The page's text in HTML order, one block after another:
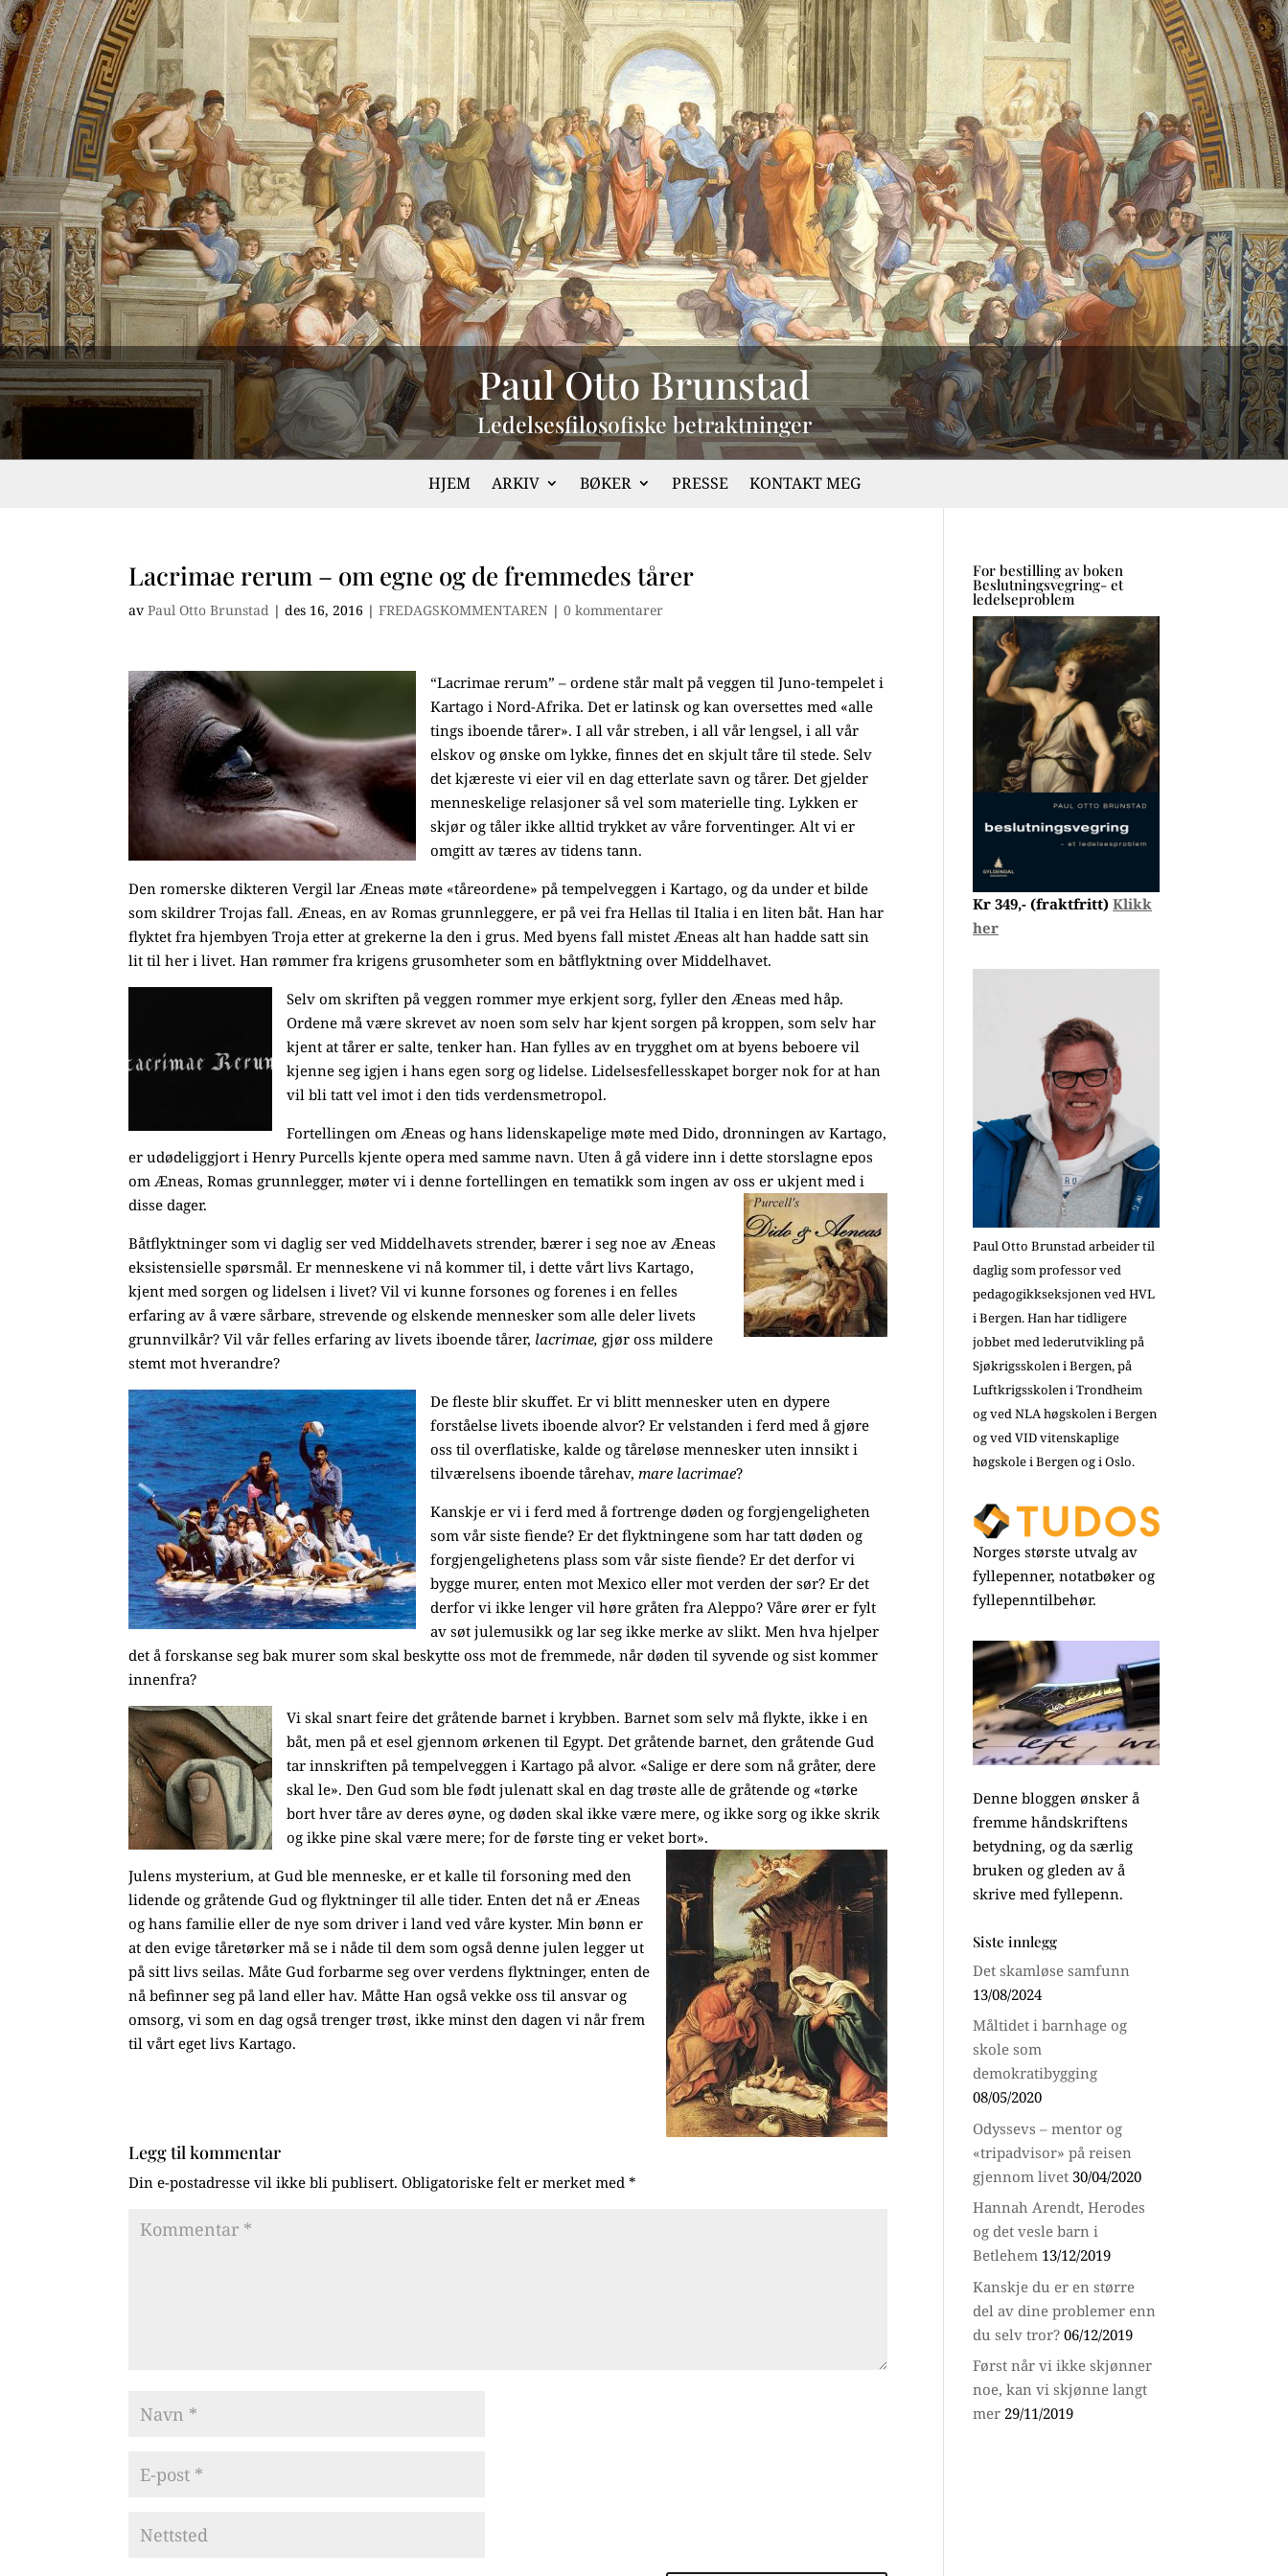
Paul Otto Brunstad
Ledelsesfilosofiske betraktninger
HJEM ARKIV BØKER PRESSE KONTAKT MEG
Lacrimae rerum – om egne og de fremmedes tårer
avPaul Otto Brunstad |des 16, 2016 |FREDAGSKOMMENTAREN |0 kommentarer
“Lacrimae rerum” – ordene står malt på veggen til Juno-tempelet i
Kartago i Nord-Afrika. Det er latinsk og kan oversettes med «alle
tings iboende tårer». I all vår streben, i all vår lengsel, i all vår
elskov og ønske om lykke, finnes det en skjult tåre til stede. Selv
det kjæreste vi eier vil en dag etterlate savn og tårer. Det gjelder
menneskelige relasjoner så vel som materielle ting. Lykken er
skjør og tåler ikke alltid trykket av våre forventinger. Alt vi er
omgitt av tæres av tidens tann.
Den romerske dikteren Vergil lar Æneas møte «tåreordene» på tempelveggen i Kartago, og da under et bilde
som skildrer Trojas fall. Æneas, en av Romas grunnleggere, er på vei fra Hellas til Italia i en liten båt. Han har
flyktet fra hjembyen Troja etter at grekerne la den i grus. Med byens fall mistet Æneas alt han hadde satt sin
lit til her i livet. Han rømmer fra krigens grusomheter som en båtflyktning over Middelhavet.
Selv om skriften på veggen rommer mye erkjent sorg, fyller den Æneas med håp.
Ordene må være skrevet av noen som selv har kjent sorgen på kroppen, som selv har
kjent at tårer er salte, tenker han. Han fylles av en trygghet om at byens beboere vil
kjenne seg igjen i hans egen sorg og lidelse. Lidelsesfellesskapet borger nok for at han
vil bli tatt vel imot i den tids verdensmetropol.
Fortellingen om Æneas og hans lidenskapelige møte med Dido, dronningen av Kartago,
er udødeliggjort i Henry Purcells kjente opera med samme navn. Uten å gå videre inn i dette storslagne epos
om Æneas, Romas grunnlegger, møter vi i denne fortellingen en tematikk som ingen av oss er ukjent med i
disse dager.
Båtflyktninger som vi daglig ser ved Middelhavets strender, bærer i seg noe av Æneas
eksistensielle spørsmål. Er menneskene vi nå kommer til, i dette vårt livs Kartago,
kjent med sorgen og lidelsen i livet? Vil vi kunne forsones og forenes i en felles
erfaring av å være sårbare, strevende og elskende mennesker som alle deler livets
grunnvilkår? Vil vår felles erfaring av livets iboende tårer, lacrimae, gjør oss mildere
stemt mot hverandre?
De fleste blir skuffet. Er vi blitt mennesker uten en dypere
forståelse livets iboende alvor? Er velstanden i ferd med å gjøre
oss til overflatiske, kalde og tåreløse mennesker uten innsikt i
tilværelsens iboende tårehav,mare lacrimae?
Kanskje er vi i ferd med å fortrenge døden og forgjengeligheten
som vår siste fiende? Er det flyktningene som har tatt døden og
forgjengelighetens plass som vår siste fiende? Er det derfor vi
bygge murer, enten mot Mexico eller mot verden der sør? Er det
derfor vi ikke lenger vil høre gråten fra Aleppo? Våre ører er fylt
av søt julemusikk og lar seg ikke merke av slikt. Men hva hjelper
det å forskanse seg bak murer som skal beskytte oss mot de fremmede, når døden til syvende og sist kommer
innenfra?
Vi skal snart feire det gråtende barnet i krybben. Barnet som selv må flykte, ikke i en
båt, men på et esel gjennom ørkenen til Egypt. Det gråtende barnet, den gråtende Gud
tar innskriften på tempelveggen i Kartago på alvor. «Salige er dere som nå gråter, dere
skal le». Den Gud som ble født julenatt skal en dag trøste alle de gråtende og «tørke
bort hver tåre av deres øyne, og døden skal ikke være mere, og ikke sorg og ikke skrik
og ikke pine skal være mere; for de første ting er veket bort».
Julens mysterium, at Gud ble menneske, er et kalle til forsoning med den
lidende og gråtende Gud og flyktninger til alle tider. Enten det nå er Æneas
og hans familie eller de nye som driver i land ved våre kyster. Min bønn er
at den evige tåretørker må se i nåde til dem som også denne julen legger ut
på sitt livs seilas. Måte Gud forbarme seg over verdens flyktninger, enten de
nå befinner seg på land eller hav. Måtte Han også vekke oss til ansvar og
omsorg, vi som en dag også trenger trøst, ikke minst den dagen vi når frem
til vårt eget livs Kartago.
Legg til kommentar
Din e-postadresse vil ikke bli publisert. Obligatoriske felt er merket med*
For bestilling av boken
Beslutningsvegring- et
ledelseproblem
Kr 349,- (fraktfritt)Klikk
her
Paul Otto Brunstad arbeider til
daglig som professor ved
pedagogikkseksjonen ved HVL
i Bergen. Han har tidligere
jobbet med lederutvikling på
Sjøkrigsskolen i Bergen, på
Luftkrigsskolen i Trondheim
og ved NLA høgskolen i Bergen
og ved VID vitenskaplige
høgskole i Bergen og i Oslo.
Norges største utvalg av
fyllepenner, notatbøker og
fyllepenntilbehør.
Denne bloggen ønsker å
fremme håndskriftens
betydning, og da særlig
bruken og gleden av å
skrive med fyllepenn.
Siste innlegg
Det skamløse samfunn
13/08/2024
Måltidet i barnhage og
skole som
demokratibygging
08/05/2020
Odyssevs – mentor og
«tripadvisor» på reisen
gjennom livet 30/04/2020
Hannah Arendt, Herodes
og det vesle barn i
Betlehem 13/12/2019
Kanskje du er en større
del av dine problemer enn
du selv tror? 06/12/2019
Først når vi ikke skjønner
noe, kan vi skjønne langt
mer 29/11/2019